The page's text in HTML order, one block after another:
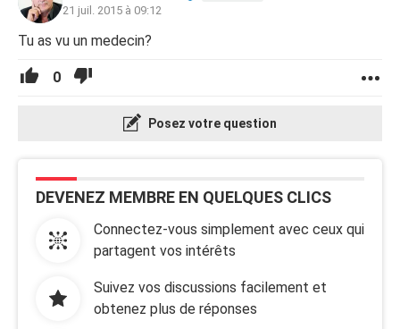
21 juil. 2015 à 09:12
Tu as vu un medecin?
0
Posez votre question
DEVENEZ MEMBRE EN QUELQUES CLICS
Connectez-vous simplement avec ceux qui
partagent vos intérêts
Suivez vos discussions facilement et
obtenez plus de réponses